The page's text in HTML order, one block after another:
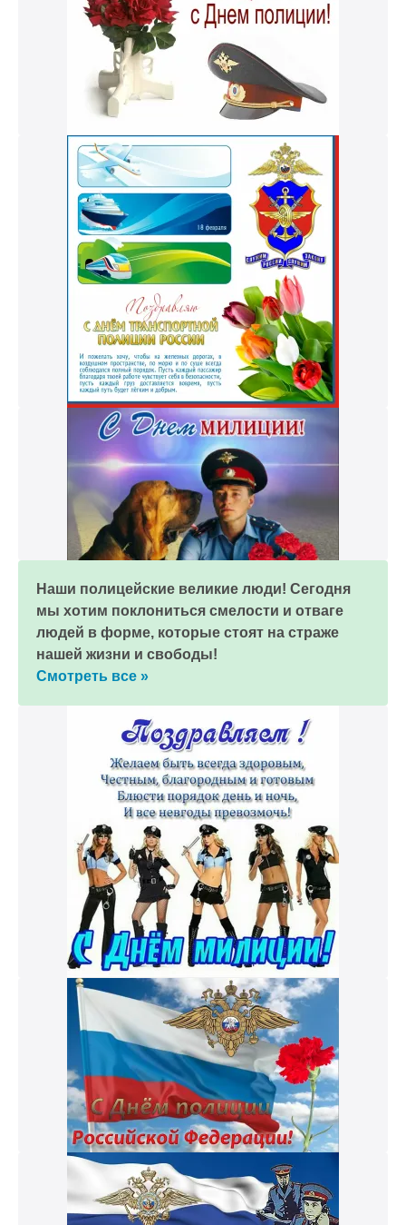
Наши полицейские великие люди! Сегодня
мы хотим поклониться смелости и отваге
людей в форме, которые стоят на страже
нашей жизни и свободы!
Смотреть все »